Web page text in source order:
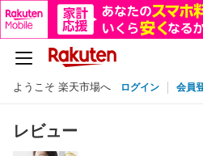
ようこそ 楽天市場へ ログイン 会員
レビュー